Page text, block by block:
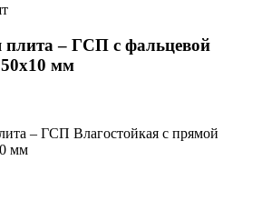
плита – ГСП с фальцевой
мм